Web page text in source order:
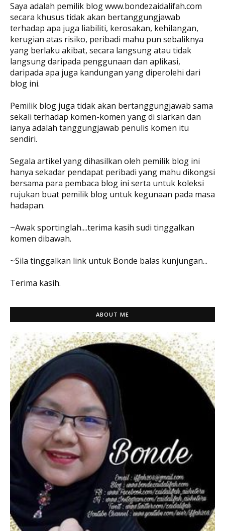
Saya adalah pemilik blog www.bondezaidalifah.com
secara khusus tidak akan bertanggungjawab
terhadap apa juga liabiliti, kerosakan, kehilangan,
kerugian atas risiko, peribadi mahu pun sebaliknya
yang berlaku akibat, secara langsung atau tidak
langsung daripada penggunaan dan aplikasi,
daripada apa juga kandungan yang diperolehi dari
blog ini.
Pemilik blog juga tidak akan bertanggungjawab sama
sekali terhadap komen-komen yang di siarkan dan
ianya adalah tanggungjawab penulis komen itu
sendiri.
Segala artikel yang dihasilkan oleh pemilik blog ini
hanya sekadar pendapat peribadi yang mahu dikongsi
bersama para pembaca blog ini serta untuk koleksi
rujukan buat pemilik blog untuk kegunaan pada masa
hadapan.
~Awak sportinglah....terima kasih sudi tinggalkan
komen dibawah.
~Sila tinggalkan link untuk Bonde balas kunjungan...
Terima kasih.
ABOUT ME